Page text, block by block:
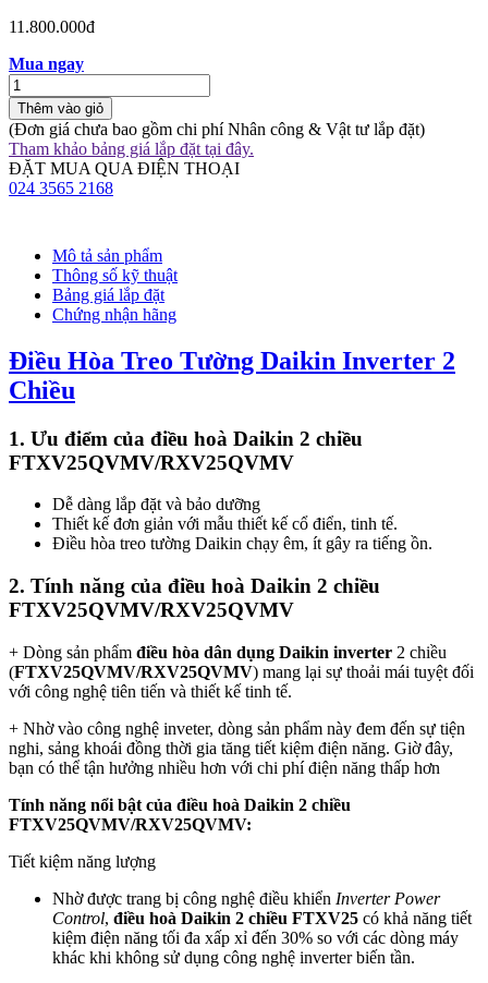
11.800.000đ
Mua ngay
Thêm vào giỏ
(Đơn giá chưa bao gồm chi phí Nhân công & Vật tư lắp đặt)
Tham khảo bảng giá lắp đặt tại đây.
ĐẶT MUA QUA ĐIỆN THOẠI
024 3565 2168
Mô tả sản phẩm
Thông số kỹ thuật
Bảng giá lắp đặt
Chứng nhận hãng
Điều Hòa Treo Tường Daikin Inverter 2
Chiều
1. Ưu điểm của điều hoà Daikin 2 chiều
FTXV25QVMV/RXV25QVMV
Dễ dàng lắp đặt và bảo dưỡng
Thiết kế đơn giản với mẫu thiết kế cổ điển, tinh tế.
Điều hòa treo tường Daikin chạy êm, ít gây ra tiếng ồn.
2. Tính năng của điều hoà Daikin 2 chiều
FTXV25QVMV/RXV25QVMV
+ Dòng sản phẩm điều hòa dân dụng Daikin inverter 2 chiều
(FTXV25QVMV/RXV25QVMV) mang lại sự thoải mái tuyệt đối
với công nghệ tiên tiến và thiết kế tinh tế.
+ Nhờ vào công nghệ inveter, dòng sản phẩm này đem đến sự tiện
nghi, sảng khoái đồng thời gia tăng tiết kiệm điện năng. Giờ đây,
bạn có thể tận hưởng nhiều hơn với chi phí điện năng thấp hơn
Tính năng nổi bật của điều hoà Daikin 2 chiều
FTXV25QVMV/RXV25QVMV:
Tiết kiệm năng lượng
Nhờ được trang bị công nghệ điều khiển Inverter Power
Control, điều hoà Daikin 2 chiều FTXV25 có khả năng tiết
kiệm điện năng tối đa xấp xỉ đến 30% so với các dòng máy
khác khi không sử dụng công nghệ inverter biến tần.